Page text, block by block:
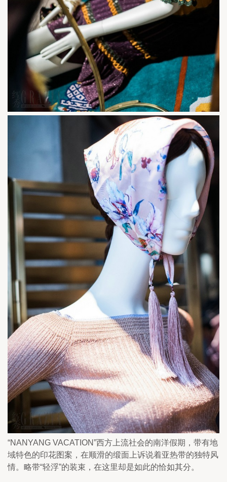
“NANYANG VACATION”西方上流社会的南洋假期，带有地
域特色的印花图案，在顺滑的缎面上诉说着亚热带的独特风
情。略带“轻浮”的装束，在这里却是如此的恰如其分。